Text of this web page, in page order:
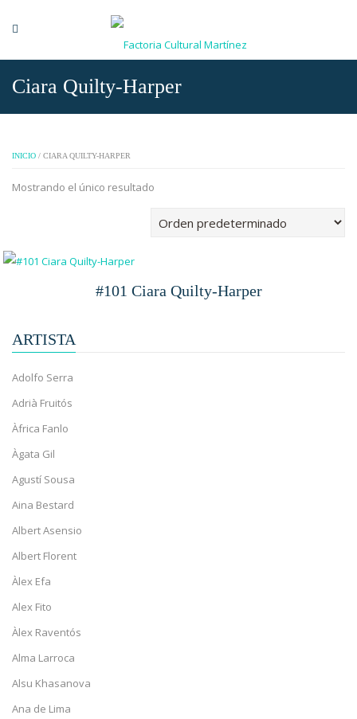
Ciara Quilty-Harper
INICIO / CIARA QUILTY-HARPER
Mostrando el único resultado
#101 Ciara Quilty-Harper
ARTISTA
Adolfo Serra
Adrià Fruitós
Àfrica Fanlo
Àgata Gil
Agustí Sousa
Aina Bestard
Albert Asensio
Albert Florent
Àlex Efa
Alex Fito
Àlex Raventós
Alma Larroca
Alsu Khasanova
Ana de Lima